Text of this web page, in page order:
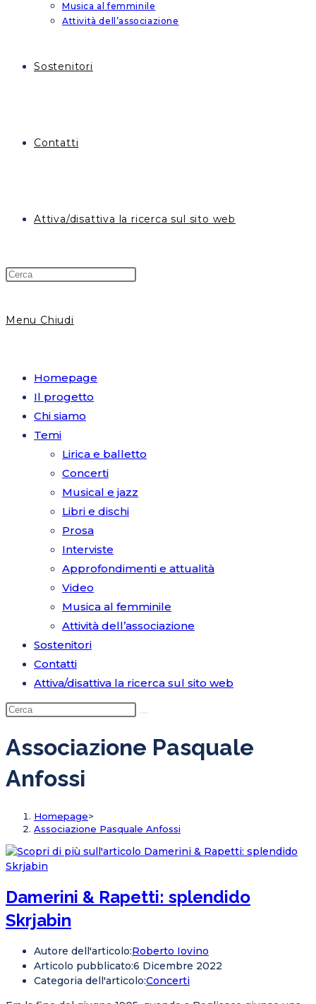
Musica al femminile
Attività dell’associazione
Sostenitori
Contatti
Attiva/disattiva la ricerca sul sito web
Menu Chiudi
Homepage
Il progetto
Chi siamo
Temi
Lirica e balletto
Concerti
Musical e jazz
Libri e dischi
Prosa
Interviste
Approfondimenti e attualità
Video
Musica al femminile
Attività dell’associazione
Sostenitori
Contatti
Attiva/disattiva la ricerca sul sito web
Associazione Pasquale
Anfossi
Homepage>
Associazione Pasquale Anfossi
Damerini & Rapetti: splendido
Skrjabin
Autore dell'articolo:Roberto Iovino
Articolo pubblicato:6 Dicembre 2022
Categoria dell'articolo:Concerti